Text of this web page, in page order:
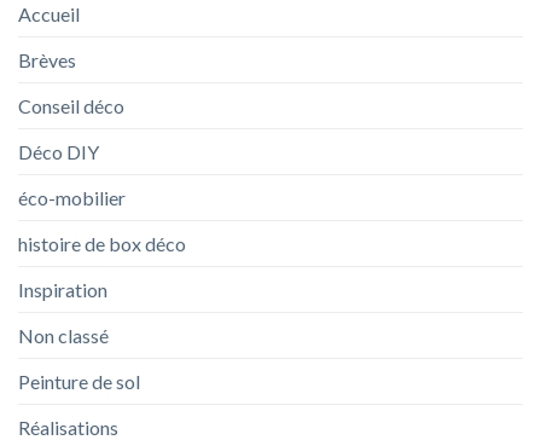
Accueil
Brèves
Conseil déco
Déco DIY
éco-mobilier
histoire de box déco
Inspiration
Non classé
Peinture de sol
Réalisations